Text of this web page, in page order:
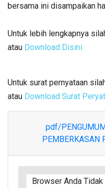
bersama ini disampaikan
Untuk lebih lengkapnya
atau Download Disini
Untuk surat pernyataan
atau Download Surat
pdf/
PEMBERKASAN
Browser Anda Tidak